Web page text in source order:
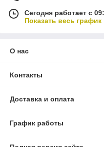
Сегодня работает с
Показать весь
О нас
Контакты
Доставка и оплата
График работы